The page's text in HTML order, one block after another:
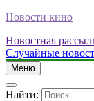
Новости кино
Новостная
Случайные
Меню
Найти: